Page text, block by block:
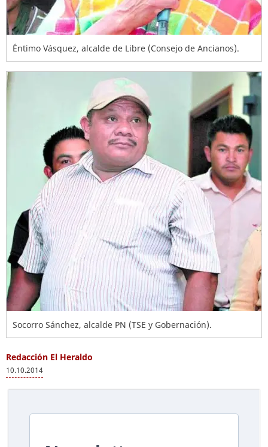
Éntimo Vásquez, alcalde de Libre (Consejo de Ancianos).
Socorro Sánchez, alcalde PN (TSE y Gobernación).
Redacción El Heraldo
10.10.2014